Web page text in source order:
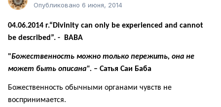
Опубликовано 6 июня, 2014
04.06.2014 г.“Divinity can only be experienced and cannot
be described”. - BABA
"Божественность можно только пережить, она не
может быть описана". – Сатья Саи Баба
Божественность обычными органами чувств не
воспринимается.